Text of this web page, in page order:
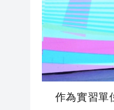
作為實習單